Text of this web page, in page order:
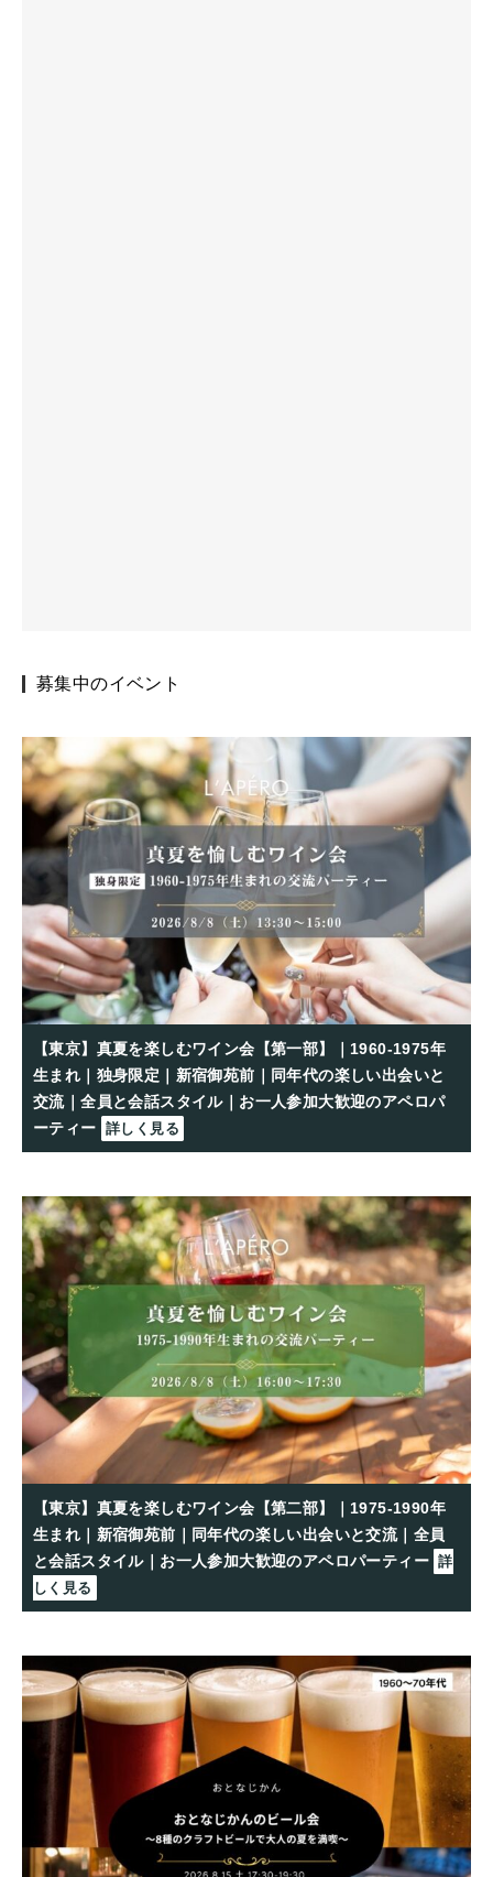
募集中のイベント
【東京】真夏を楽しむワイン会【第一部】｜1960-1975年
生まれ｜独身限定｜新宿御苑前｜同年代の楽しい出会いと
交流｜全員と会話スタイル｜お一人参加大歓迎のアペロパ
ーティー 詳しく見る
【東京】真夏を楽しむワイン会【第二部】｜1975-1990年
生まれ｜新宿御苑前｜同年代の楽しい出会いと交流｜全員
と会話スタイル｜お一人参加大歓迎のアペロパーティー 詳
しく見る